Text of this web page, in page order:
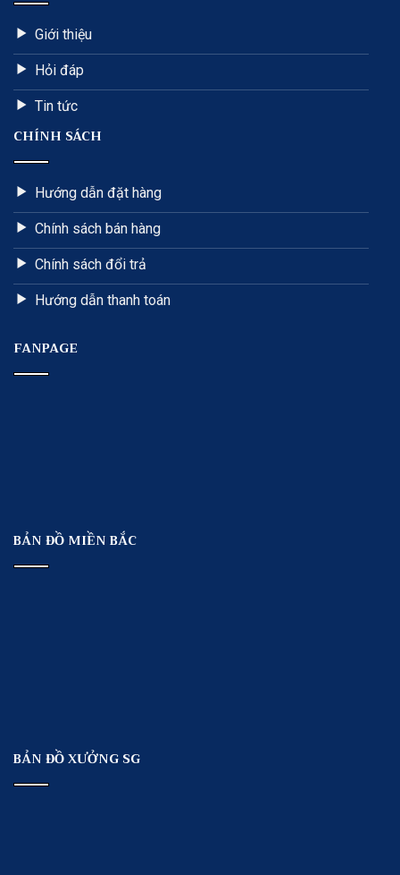
Giới thiệu
Hỏi đáp
Tin tức
CHÍNH SÁCH
Hướng dẫn đặt hàng
Chính sách bán hàng
Chính sách đổi trả
Hướng dẫn thanh toán
FANPAGE
BẢN ĐỒ MIỀN BẮC
BẢN ĐỒ XƯỞNG SG